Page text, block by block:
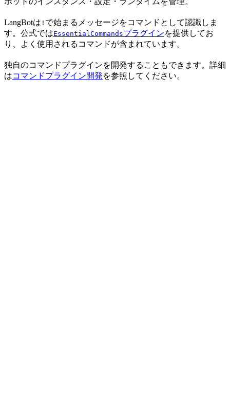
LangBotは ! で始まるメッセージをコマンドとして認識しま
す。公式ではEssentialCommandsプラグインを提供してお
り、よく使用されるコマンドが含まれています。
独自のコマンドプラグインを開発することもできます。詳細
はコマンドプラグイン開発を参照してください。